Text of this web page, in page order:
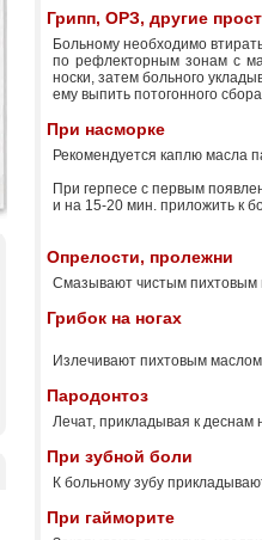
Грипп, ОРЗ, другие
Больному необходимо
по рефлекторным зонам с
носки, затем больного
ему выпить потогонного
При насморке
Рекомендуется каплю масла
При герпесе с первым
и на 15-20 мин. приложить к
Опрелости, пролежни
Смазывают чистым пихтовым
Грибок на ногах
Излечивают пихтовым
Пародонтоз
Лечат, прикладывая к
При зубной боли
К больному зубу
При гайморите